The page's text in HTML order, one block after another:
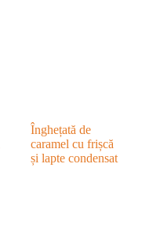
Înghețată de
caramel cu frișcă
și lapte condensat